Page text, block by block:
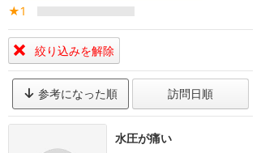
★1
絞り込みを解除
参考になった順 訪問日順
水圧が痛い